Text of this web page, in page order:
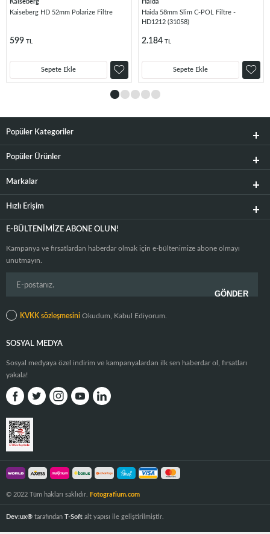
Kaiseberg HD 52mm Polarize Filtre
599 TL
Sepete Ekle
Haida 58mm Slim C-POL Filtre -
HD1212 (31058)
2.184 TL
Sepete Ekle
Popüler Kategoriler
Popüler Ürünler
Markalar
Hızlı Erişim
E-BÜLTENIMIZE ABONE OLUN!
Kampanya ve fırsatlardan haberdar olmak için e-bültenimize abone olmayı
unutmayın.
KVKK sözleşmesini Okudum, Kabul Ediyorum.
SOSYAL MEDYA
Sosyal medyaya özel indirim ve kampanyalardan ilk sen haberdar ol, fırsatları
yakala!
© 2022 Tüm hakları saklıdır. Fotografium.com
Dev:ux® tarafından T-Soft alt yapısı ile geliştirilmiştir.